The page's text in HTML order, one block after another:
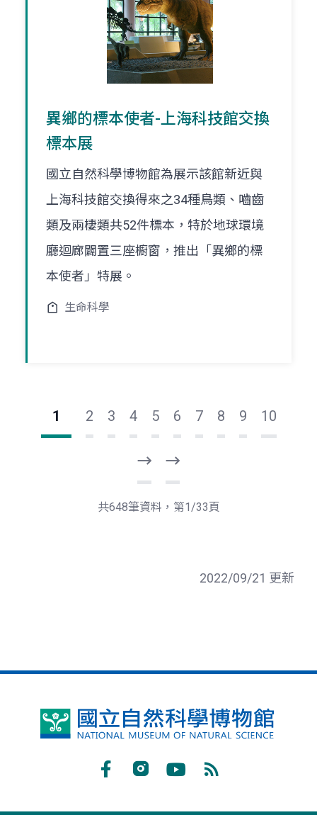
異鄉的標本使者-上海科技館交換
標本展
國立自然科學博物館為展示該館新近與
上海科技館交換得來之34種鳥類、嚙齒
類及兩棲類共52件標本，特於地球環境
廳迴廊闢置三座櫥窗，推出「異鄉的標
本使者」特展。
生命科學
1 2 3 4 5 6 7 8 9 10
一
頁
後
一
共648筆資料，第1/33頁
2022/09/21 更新
國